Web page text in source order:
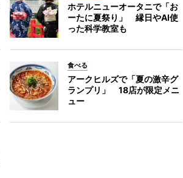
ホテルニューオータニで「お
ーたに夏祭り」 縁日やAI使
った科学教室も
食べる
アークヒルズで「夏の激辛グ
ランプリ」 18店が限定メニ
ュー